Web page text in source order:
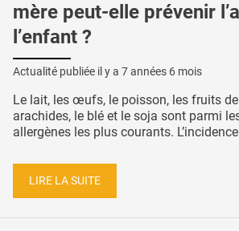
mère peut-elle prévenir
l’enfant ?
Actualité publiée il y a 7 années 6 mois
Le lait, les œufs, le poisson, les fruits
arachides, le blé et le soja sont parmi
allergènes les plus courants.
LIRE LA SUITE